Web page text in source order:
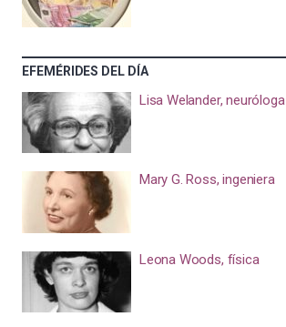
EFEMÉRIDES DEL DÍA
Lisa Welander, neuróloga
Mary G. Ross, ingeniera
Leona Woods, física